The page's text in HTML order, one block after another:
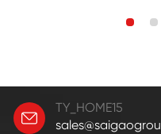
TY_HOME15